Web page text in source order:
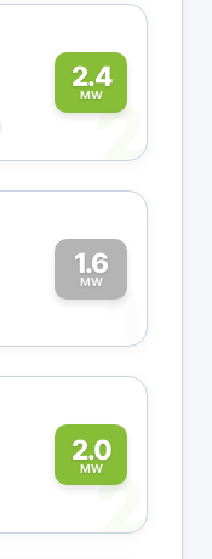
2.4
MW
2
1.6
MW1
2.0
MW2